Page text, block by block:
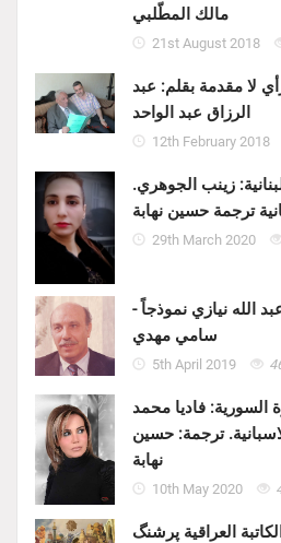
مالك المطّلبي
21st August 2018
لا مقدمة بقلم: عبد
الرزاق عبد الواحد
12th February 2018
زينب الجوهري.
ترجمة حسين نهابة
29th March 2020
الله نيازي نموذجاً -
سامي مهدي
5th April 2019
فاديا محمد
ترجمة: حسين
نهابة
10th May 2020
العراقية پرشنگ